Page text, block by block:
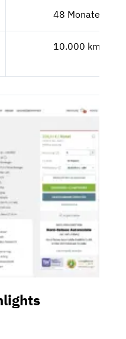
48 Monate
10.000 km